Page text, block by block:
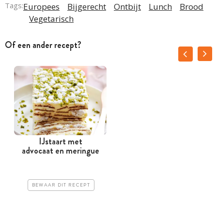
Tags:Europees Bijgerecht Ontbijt Lunch
Brood
Vegetarisch
Of een ander recept?
IJstaart met
advocaat en meringue
BEWAAR DIT RECEPT